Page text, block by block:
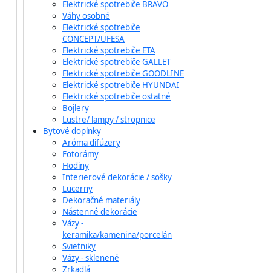
Elektrické spotrebiče BRAVO
Váhy osobné
Elektrické spotrebiče
CONCEPT/UFESA
Elektrické spotrebiče ETA
Elektrické spotrebiče GALLET
Elektrické spotrebiče GOODLINE
Elektrické spotrebiče HYUNDAI
Elektrické spotrebiče ostatné
Bojlery
Lustre/ lampy / stropnice
Bytové doplnky
Aróma difúzery
Fotorámy
Hodiny
Interierové dekorácie / sošky
Lucerny
Dekoračné materiály
Nástenné dekorácie
Vázy -
keramika/kamenina/porcelán
Svietniky
Vázy - sklenené
Zrkadlá